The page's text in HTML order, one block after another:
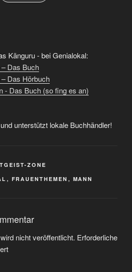
Känguru - bei Genialokal:
Das Buch
Das Hörbuch
- Das Buch (so fing es an)
unterstützt lokale Buchhändler!
ZONE
, FRAUENTHEMEN , MANN
nicht veröffentlicht. Erforderliche